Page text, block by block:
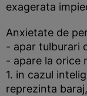
exagerata
Anxietate de
- apar tulburari
- apare la orice
1. in cazul
reprezinta